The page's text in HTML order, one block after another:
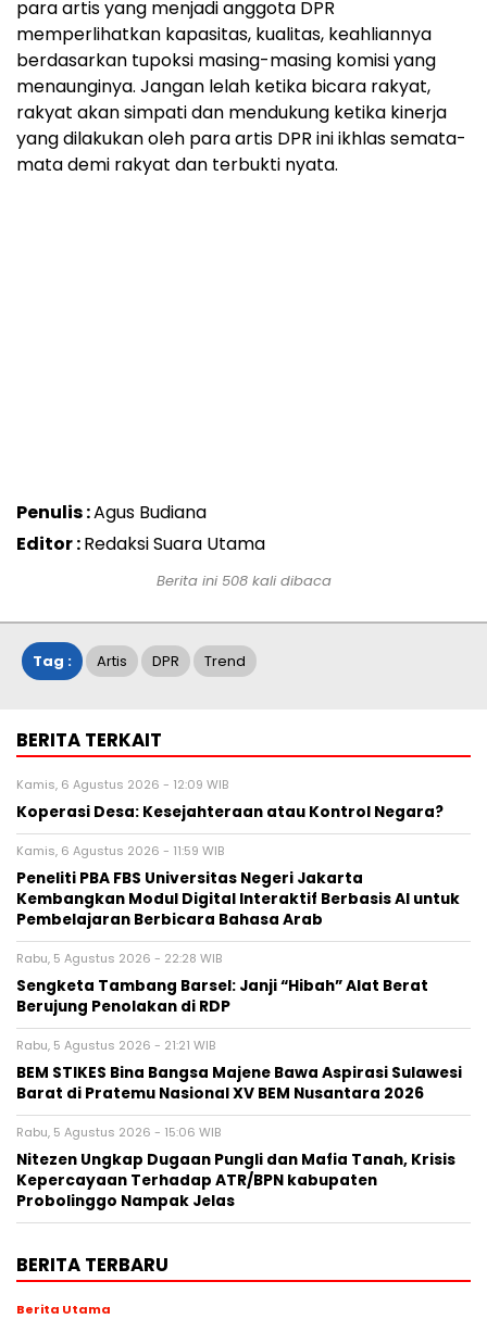
para artis yang menjadi anggota DPR
memperlihatkan kapasitas, kualitas, keahliannya
berdasarkan tupoksi masing-masing komisi yang
menaunginya. Jangan lelah ketika bicara rakyat,
rakyat akan simpati dan mendukung ketika kinerja
yang dilakukan oleh para artis DPR ini ikhlas semata-
mata demi rakyat dan terbukti nyata.
Penulis :Agus Budiana
Editor :Redaksi Suara Utama
Berita ini 508kali dibaca
Tag : Artis DPR Trend
BERITA TERKAIT
Kamis, 6 Agustus 2026 - 12:09 WIB
Koperasi Desa: Kesejahteraan atau Kontrol Negara?
Kamis, 6 Agustus 2026 - 11:59 WIB
Peneliti PBA FBS Universitas Negeri Jakarta
Kembangkan Modul Digital Interaktif Berbasis AI untuk
Pembelajaran Berbicara Bahasa Arab
Rabu, 5 Agustus 2026 - 22:28 WIB
Sengketa Tambang Barsel: Janji “Hibah” Alat Berat
Berujung Penolakan di RDP
Rabu, 5 Agustus 2026 - 21:21 WIB
BEM STIKES Bina Bangsa Majene Bawa Aspirasi Sulawesi
Barat di Pratemu Nasional XV BEM Nusantara 2026
Rabu, 5 Agustus 2026 - 15:06 WIB
Nitezen Ungkap Dugaan Pungli dan Mafia Tanah, Krisis
Kepercayaan Terhadap ATR/BPN kabupaten
Probolinggo Nampak Jelas
BERITA TERBARU
Berita Utama